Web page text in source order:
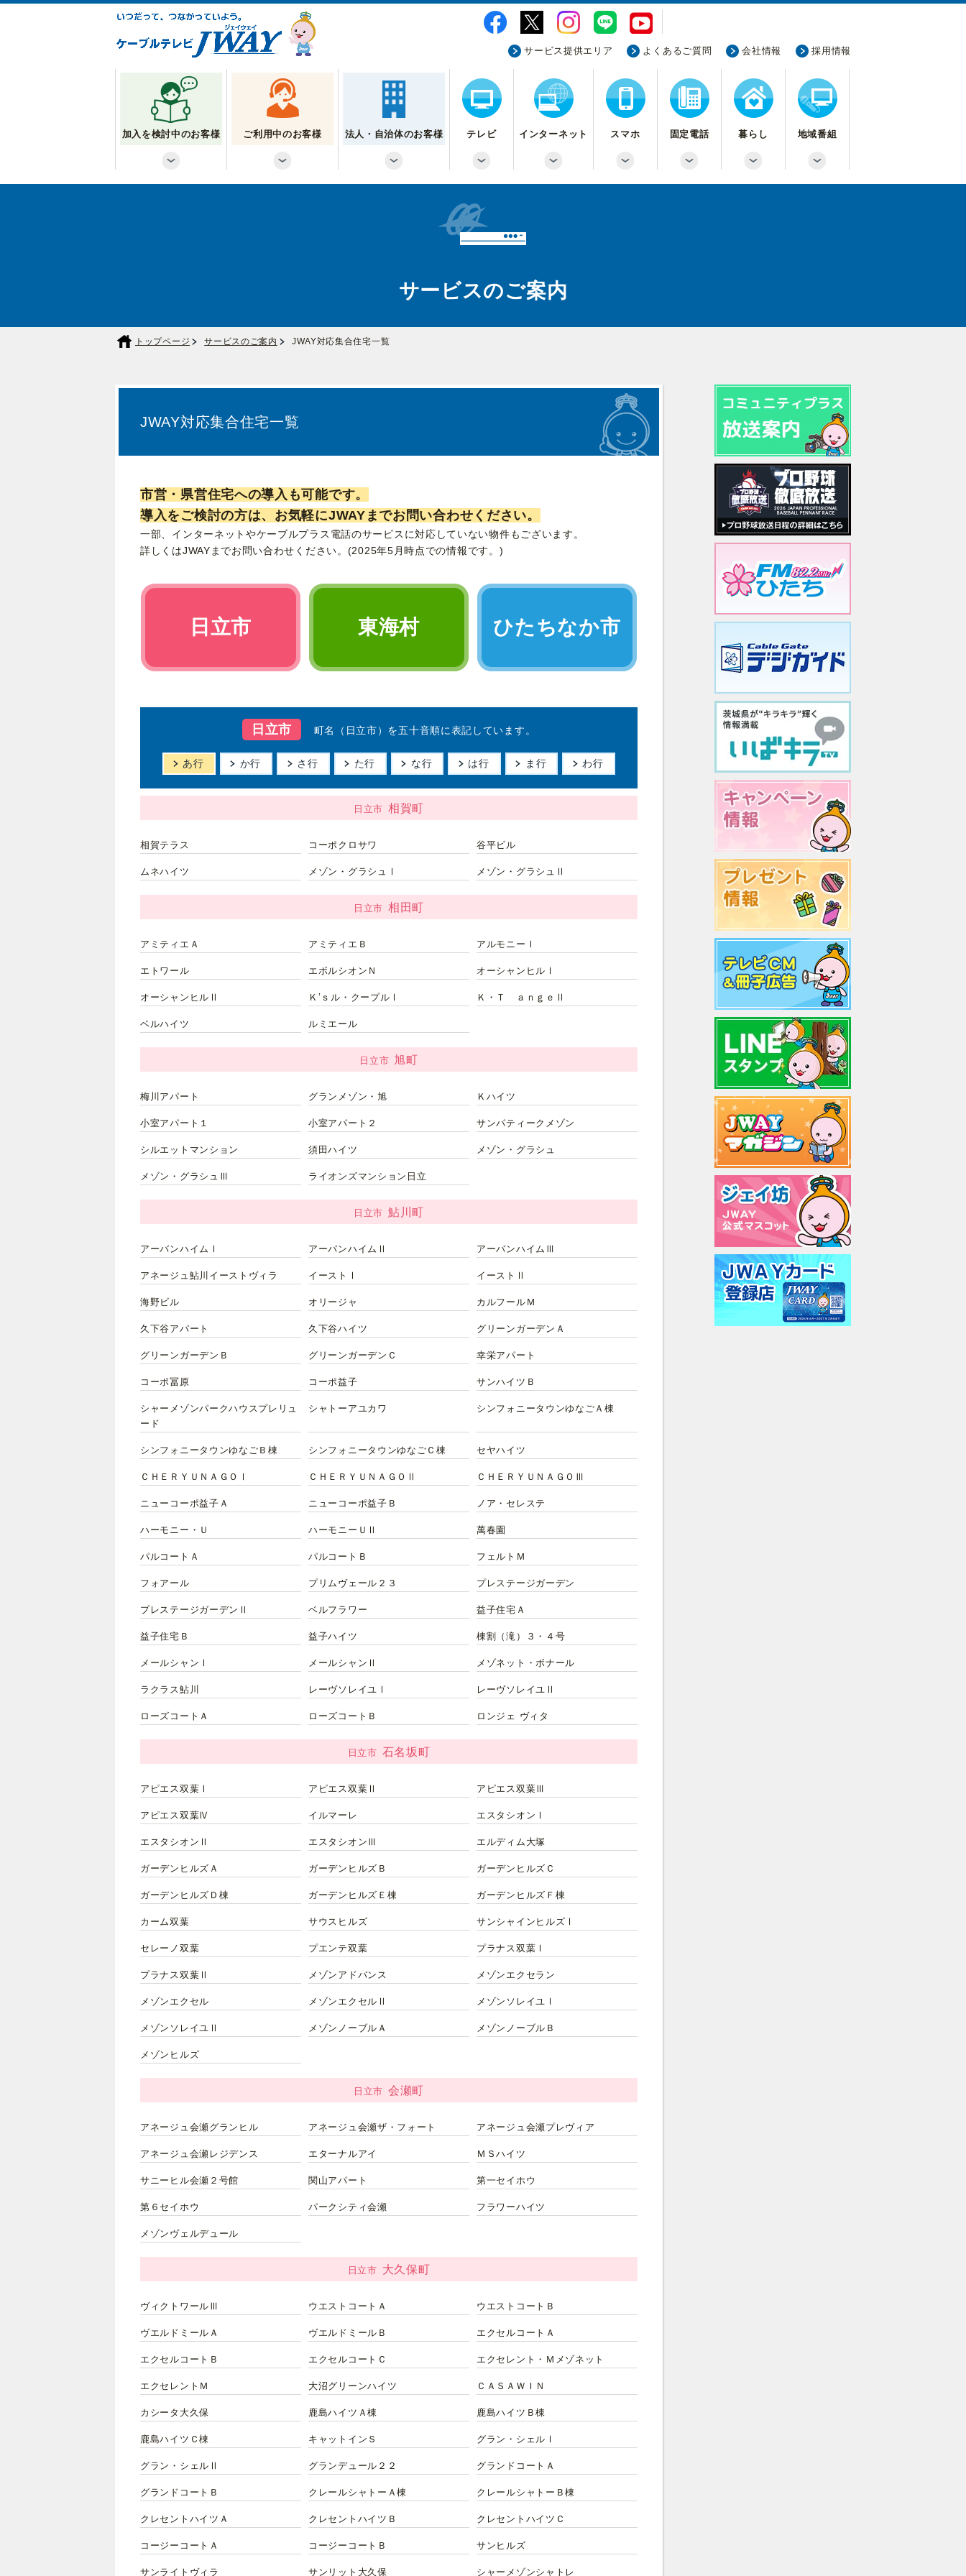
サービス提供エリア よくあるご質問 会社情報 採用情報
加入を検討中のお客様 ご利用中のお客様 法人・自治体のお客様 テレビ インターネット スマホ 固定電話 暮らし 地域番組
サービスのご案内
トップページ サービスのご案内 JWAY対応集合住宅一覧
JWAY対応集合住宅一覧
市営・県営住宅への導入も可能です。
導入をご検討の方は、お気軽にJWAYまでお問い合わせください。
一部、インターネットやケーブルプラス電話のサービスに対応していない物件もございます。
詳しくはJWAYまでお問い合わせください。(2025年5月時点での情報です。)
日立市 東海村 ひたちなか市
日立市 町名（日立市）を五十音順に表記しています。
あ行 か行 さ行 た行 な行 は行 ま行 わ行
日立市 相賀町
相賀テラス コーポクロサワ 谷平ビル
ムネハイツ メゾン・グラシュⅠ メゾン・グラシュⅡ
日立市 相田町
アミティエＡ アミティエＢ アルモニーⅠ
エトワール エボルシオンＮ オーシャンヒルⅠ
オーシャンヒルⅡ Ｋ’ｓル・クープルⅠ Ｋ・Ｔ ａｎｇｅⅡ
ベルハイツ ルミエール
日立市 旭町
梅川アパート グランメゾン・旭 Ｋハイツ
小室アパート１ 小室アパート２ サンパティークメゾン
シルエットマンション 須田ハイツ メゾン・グラシュ
メゾン・グラシュⅢ ライオンズマンション日立
日立市 鮎川町
アーバンハイムⅠ アーバンハイムⅡ アーバンハイムⅢ
アネージュ鮎川イーストヴィラ イーストⅠ イーストⅡ
海野ビル オリージャ カルフールＭ
久下谷アパート 久下谷ハイツ グリーンガーデンＡ
グリーンガーデンＢ グリーンガーデンＣ 幸栄アパート
コーポ冨原 コーポ益子 サンハイツＢ
シャーメゾンパークハウスプレリュ
ード
シャトーアユカワ シンフォニータウンゆなごＡ棟
シンフォニータウンゆなごＢ棟 シンフォニータウンゆなごＣ棟 セヤハイツ
ＣＨＥＲＹＵＮＡＧＯⅠ ＣＨＥＲＹＵＮＡＧＯⅡ ＣＨＥＲＹＵＮＡＧＯⅢ
ニューコーポ益子Ａ ニューコーポ益子Ｂ ノア・セレステ
ハーモニー・Ｕ ハーモニーＵⅡ 萬春園
パルコートＡ パルコートＢ フェルトＭ
フォアール プリムヴェール２３ プレステージガーデン
プレステージガーデンⅡ ベルフラワー 益子住宅Ａ
益子住宅Ｂ 益子ハイツ 棟割（滝）３・４号
メールシャンⅠ メールシャンⅡ メゾネット・ボナール
ラクラス鮎川 レーヴソレイユⅠ レーヴソレイユⅡ
ローズコートＡ ローズコートＢ ロンジェ ヴィタ
日立市 石名坂町
アピエス双葉Ⅰ アピエス双葉Ⅱ アピエス双葉Ⅲ
アピエス双葉Ⅳ イルマーレ エスタシオンⅠ
エスタシオンⅡ エスタシオンⅢ エルディム大塚
ガーデンヒルズＡ ガーデンヒルズＢ ガーデンヒルズＣ
ガーデンヒルズＤ棟 ガーデンヒルズＥ棟 ガーデンヒルズＦ棟
カーム双葉 サウスヒルズ サンシャインヒルズⅠ
セレーノ双葉 プエンテ双葉 プラナス双葉Ⅰ
プラナス双葉Ⅱ メゾンアドバンス メゾンエクセラン
メゾンエクセル メゾンエクセルⅡ メゾンソレイユⅠ
メゾンソレイユⅡ メゾンノーブルＡ メゾンノーブルＢ
メゾンヒルズ
日立市 会瀬町
アネージュ会瀬グランヒル アネージュ会瀬ザ・フォート アネージュ会瀬プレヴィア
アネージュ会瀬レジデンス エターナルアイ ＭＳハイツ
サニーヒル会瀬２号館 関山アパート 第一セイホウ
第６セイホウ パークシティ会瀬 フラワーハイツ
メゾンヴェルデュール
日立市 大久保町
ヴィクトワールⅢ ウエストコートＡ ウエストコートＢ
ヴエルドミールＡ ヴエルドミールＢ エクセルコートＡ
エクセルコートＢ エクセルコートＣ エクセレント・Ｍメゾネット
エクセレントＭ 大沼グリーンハイツ ＣＡＳＡＷＩＮ
カシータ大久保 鹿島ハイツＡ棟 鹿島ハイツＢ棟
鹿島ハイツＣ棟 キャットインＳ グラン・シェルⅠ
グラン・シェルⅡ グランデュール２２ グランドコートＡ
グランドコートＢ クレールシャトーＡ棟 クレールシャトーＢ棟
クレセントハイツＡ クレセントハイツＢ クレセントハイツＣ
コージーコートＡ コージーコートＢ サンヒルズ
サンライトヴィラ サンリット大久保 シャーメゾンシャトレ